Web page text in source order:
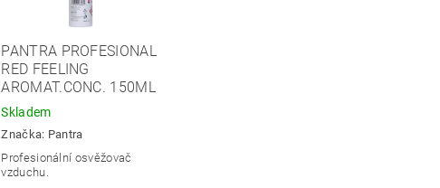
PANTRA PROFESIONAL
RED FEELING
AROMAT.CONC. 150ML
Skladem
Značka: Pantra
Profesionální osvěžovač
vzduchu.